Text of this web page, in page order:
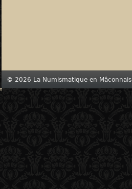
© 2026 La Numismatique en Mâconnais